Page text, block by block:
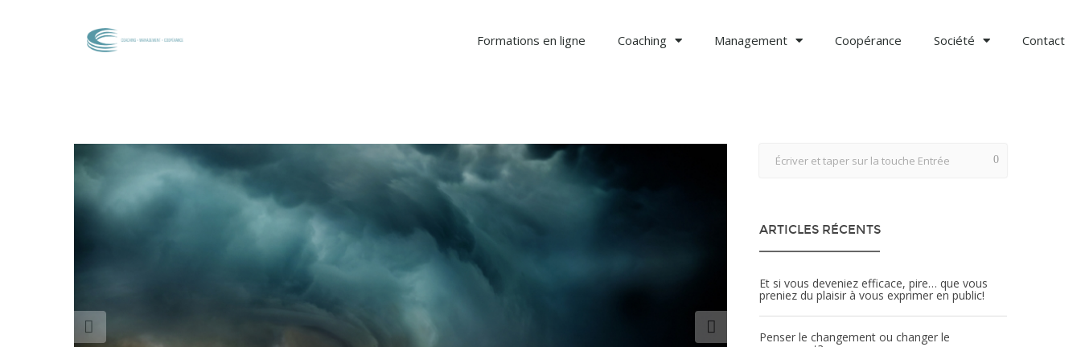
Formations en ligne Coaching Management Coopérance Société Contact
ARTICLES RÉCENTS
Et si vous deveniez efficace, pire… que vous
preniez du plaisir à vous exprimer en public!
Penser le changement ou changer le